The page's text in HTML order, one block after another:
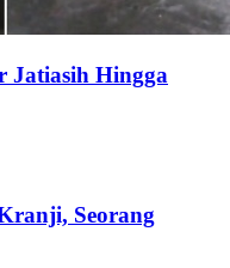
Jatiasih Hingga
Seorang